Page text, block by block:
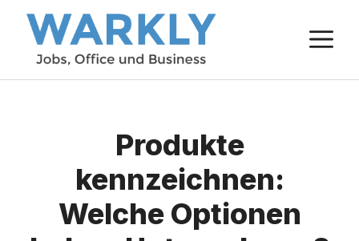
Zum
Inhalt
springen
Produkte
kennzeichnen:
Welche Optionen